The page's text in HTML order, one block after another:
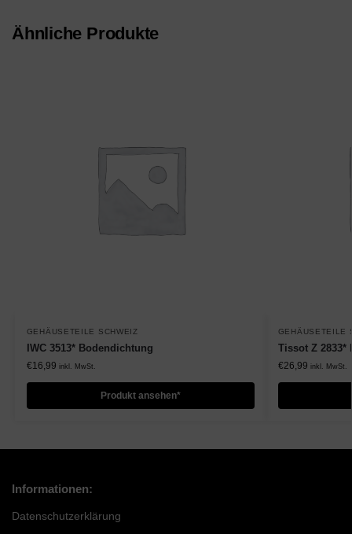
Ähnliche Produkte
GEHÄUSETEILE SCHWEIZ
IWC 3513* Bodendichtung
€16,99 inkl. MwSt.
Produkt ansehen*
GEHÄUSETEILE
Tissot Z 2833*
€26,99 inkl. MwSt.
Informationen:
Datenschutzerklärung